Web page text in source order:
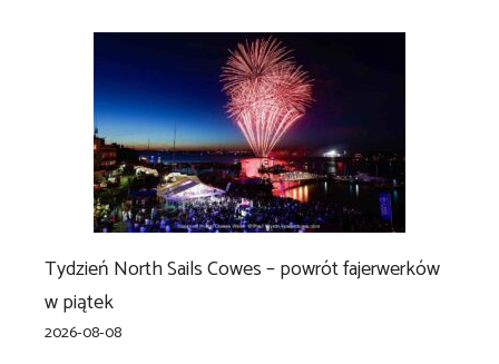
Tydzień North Sails Cowes – powrót fajerwerków
w piątek
2026-08-08